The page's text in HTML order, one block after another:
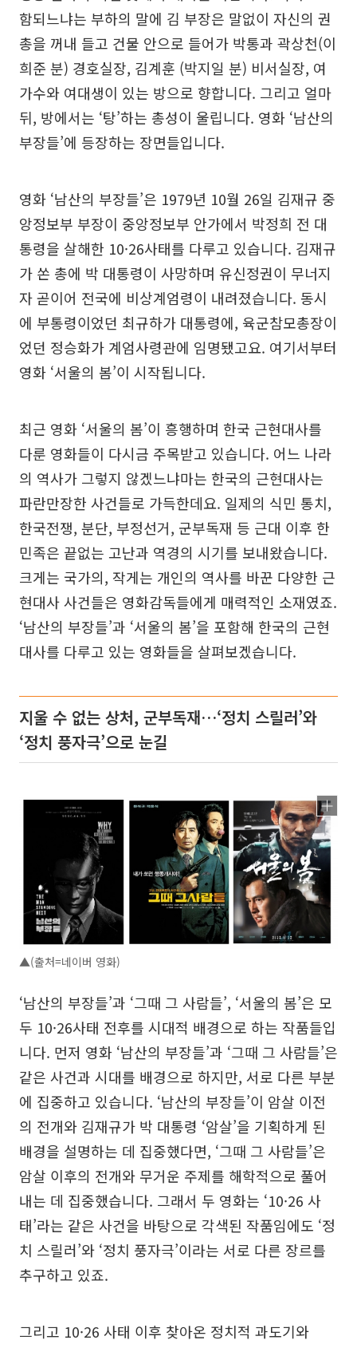
함되느냐는 부하의 말에 김 부장은 말없이 자신의 권
총을 꺼내 들고 건물 안으로 들어가 박통과 곽상천(이
희준 분) 경호실장, 김계훈 (박지일 분) 비서실장, 여
가수와 여대생이 있는 방으로 향합니다. 그리고 얼마
뒤, 방에서는 ‘탕’하는 총성이 울립니다. 영화 ‘남산의
부장들’에 등장하는 장면들입니다.
영화 ‘남산의 부장들’은 1979년 10월 26일 김재규 중
앙정보부 부장이 중앙정보부 안가에서 박정희 전 대
통령을 살해한 10·26사태를 다루고 있습니다. 김재규
가 쏜 총에 박 대통령이 사망하며 유신정권이 무너지
자 곧이어 전국에 비상계엄령이 내려졌습니다. 동시
에 부통령이었던 최규하가 대통령에, 육군참모총장이
었던 정승화가 계엄사령관에 임명됐고요. 여기서부터
영화 ‘서울의 봄’이 시작됩니다.
최근 영화 ‘서울의 봄’이 흥행하며 한국 근현대사를
다룬 영화들이 다시금 주목받고 있습니다. 어느 나라
의 역사가 그렇지 않겠느냐마는 한국의 근현대사는
파란만장한 사건들로 가득한데요. 일제의 식민 통치,
한국전쟁, 분단, 부정선거, 군부독재 등 근대 이후 한
민족은 끝없는 고난과 역경의 시기를 보내왔습니다.
크게는 국가의, 작게는 개인의 역사를 바꾼 다양한 근
현대사 사건들은 영화감독들에게 매력적인 소재였죠.
‘남산의 부장들’과 ‘서울의 봄’을 포함해 한국의 근현
대사를 다루고 있는 영화들을 살펴보겠습니다.
지울 수 없는 상처, 군부독재…‘정치 스릴러’와
‘정치 풍자극’으로 눈길
▲(출처=네이버 영화)
‘남산의 부장들’과 ‘그때 그 사람들’, ‘서울의 봄’은 모
두 10·26사태 전후를 시대적 배경으로 하는 작품들입
니다. 먼저 영화 ‘남산의 부장들’과 ‘그때 그 사람들’은
같은 사건과 시대를 배경으로 하지만, 서로 다른 부분
에 집중하고 있습니다. ‘남산의 부장들’이 암살 이전
의 전개와 김재규가 박 대통령 ‘암살’을 기획하게 된
배경을 설명하는 데 집중했다면, ‘그때 그 사람들’은
암살 이후의 전개와 무거운 주제를 해학적으로 풀어
내는 데 집중했습니다. 그래서 두 영화는 ‘10·26 사
태’라는 같은 사건을 바탕으로 각색된 작품임에도 ‘정
치 스릴러’와 ‘정치 풍자극’이라는 서로 다른 장르를
추구하고 있죠.
그리고 10·26 사태 이후 찾아온 정치적 과도기와